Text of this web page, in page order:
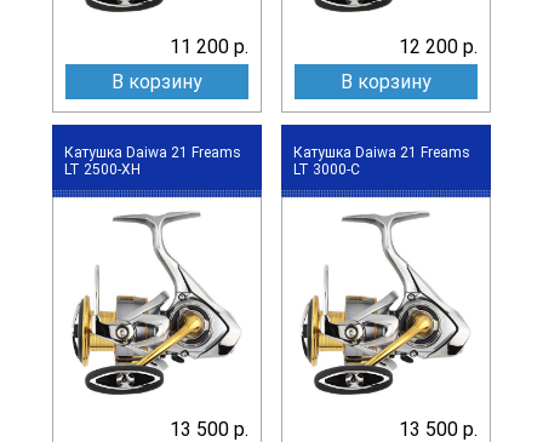
11 200 р.
В корзину
12 200 р.
В корзину
Катушка Daiwa 21 Freams
LT 2500-XH
13 500 р.
Катушка Daiwa 21 Freams
LT 3000-C
13 500 р.